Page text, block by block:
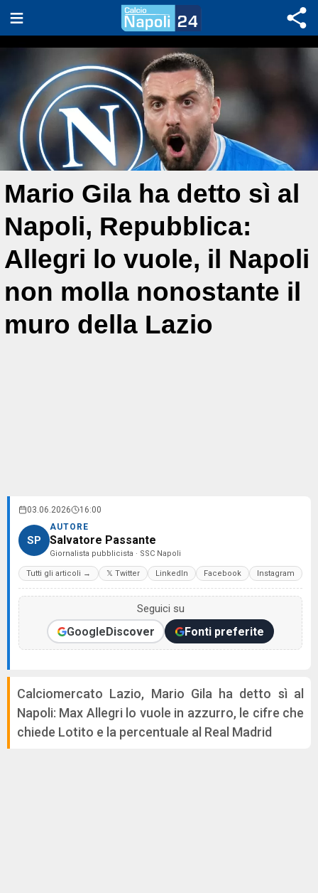
Mario Gila ha detto sì al
Napoli, Repubblica:
Allegri lo vuole, il Napoli
non molla nonostante il
muro della Lazio
03.06.2026 16:00
SP
AUTORE
Salvatore Passante
Giornalista pubblicista · SSC Napoli
Tutti gli articoli → 𝕏 Twitter LinkedIn Facebook Instagram
Seguici su
GoogleDiscover Fonti preferite
Calciomercato Lazio, Mario Gila ha detto sì al
Napoli: Max Allegri lo vuole in azzurro, le cifre che
chiede Lotito e la percentuale al Real Madrid